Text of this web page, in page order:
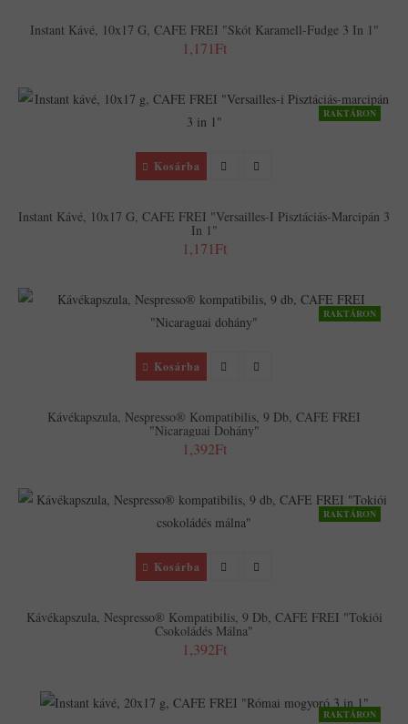
Instant Kávé, 10x17 G, CAFE FREI "Skót Karamell-Fudge 3 In 1"
1,171Ft
RAKTÁRON
Kosárba
Instant Kávé, 10x17 G, CAFE FREI "Versailles-I Pisztáciás-Marcipán 3
In 1"
1,171Ft
RAKTÁRON
Kosárba
Kávékapszula, Nespresso® Kompatibilis, 9 Db, CAFE FREI
"Nicaraguai Dohány"
1,392Ft
RAKTÁRON
Kosárba
Kávékapszula, Nespresso® Kompatibilis, 9 Db, CAFE FREI "Tokiói
Csokoládés Málna"
1,392Ft
RAKTÁRON